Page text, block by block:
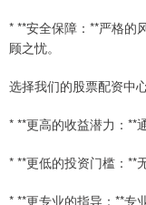
* **安全保障：**严格的
顾之忧。
选择我们的股票配资中
* **更高的收益潜力：**
* **更低的投资门槛：**
* **更专业的指导：**专